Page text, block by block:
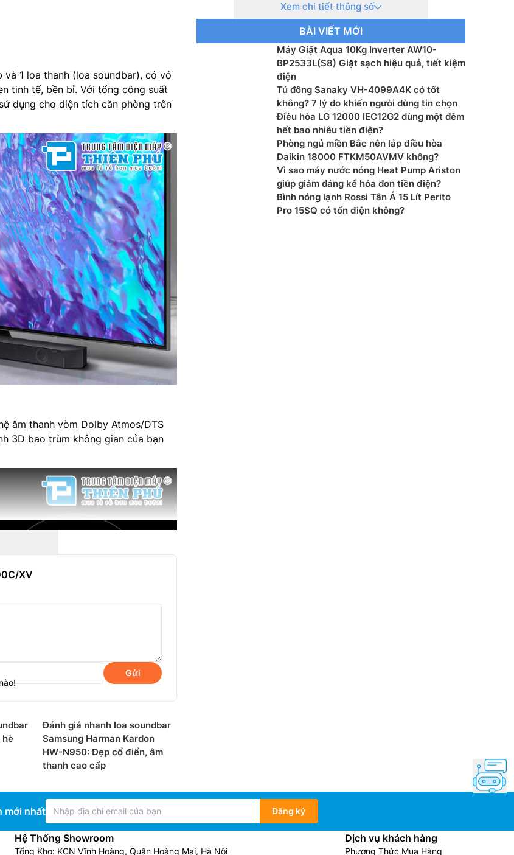
và 1 loa thanh (loa soundbar), có vỏ
tinh tế, bền bỉ. Với tổng công suất
dụng cho diện tích căn phòng trên
âm thanh vòm Dolby Atmos/DTS
3D bao trùm không gian của bạn
vẹn hơn nhờ âm thanh chuẩn 3.1.
lương âm thanh rõ nét và chân
XV
Gửi
hè
Đánh giá nhanh loa soundbar
Samsung Harman Kardon
HW-N950: Đẹp cổ điển, âm
thanh cao cấp
Công nghệ âm thanh: Surround Sound Expansion, Game,
Adaptive Lite, DTS Virtual:X, Standard
Kết nối không dây: Wifi, Bluetooth
Kết nối khác: HDMI, eARC, HDMI – CEC, HDMI, Optical, USB
Kích thước loa thanh: Ngang 103 cm – Sâu 10.5 cm – Cao 5.7
Trọng lượng loa thanh: 3.8 kg
Kích thước loa Sub: Ngang 18.4 cm – Sâu 29.5 cm – Cao 34.3
Trọng lượng loa Sub: 5.5 kg
Xem chi tiết thông số
BÀI VIẾT MỚI
Máy Giặt Aqua 10Kg Inverter AW10-
BP2533L(S8) Giặt sạch hiệu quả, tiết kiệm
điện
Tủ đông Sanaky VH-4099A4K có tốt
không? 7 lý do khiến người dùng tin chọn
Điều hòa LG 12000 IEC12G2 dùng một đêm
hết bao nhiêu tiền điện?
Phòng ngủ miền Bắc nên lắp điều hòa
Daikin 18000 FTKM50AVMV không?
Vì sao máy nước nóng Heat Pump Ariston
giúp giảm đáng kể hóa đơn tiền điện?
Bình nóng lạnh Rossi Tân Á 15 Lít Perito
Pro 15SQ có tốn điện không?
mới nhất Đăng ký
Hệ Thống Showroom
Tổng Kho: KCN Vĩnh Hoàng, Quận Hoàng Mai, Hà Nội
Dịch vụ khách hàng
Phương Thức Mua Hàng